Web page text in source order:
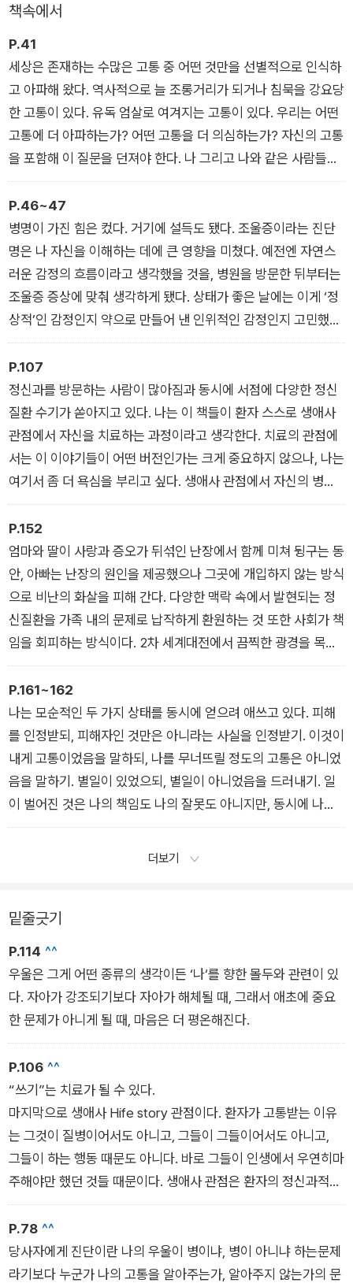
2~30대 여성들은 대체 왜 우울할까? 저자는 ‘제2형 양극성장
애’(조울증)를 진단받은 당사자로서, 우울증을 앓는 2~30대 여
성들의 이야기를 모아 우울증을 둘러싼 여러 질문에 당사자의 이
야기로 직접 답하고자 한다. 조울증을 진단받고 살아가며 이것이
개인의 문제가 아님을 알게 됐기 때문이다. 정신과에서 겪었던 어
딘가 불편한 경험들, 여성 운동 단체 ‘페미당당’에서 활동하며 마
주한 여성을 향한 폭력과 그에 맞서 싸우다 자주 분노하고 무력해
지고 우울해졌던 순간들, ‘우울증 측정 도구’를 주제로 석사 논문
을 쓰며 공부했던 정신의학 지식들, 그리고 31명의 인터뷰이를
만나 긴밀히 소통하여 그러모은 이야기들. 2년에 걸쳐 진행한 이
모든 작업을 한 권의 책으로 엮었다.
책속에서
P.41
세상은 존재하는 수많은 고통 중 어떤 것만을 선별적으로 인식하
고 아파해 왔다. 역사적으로 늘 조롱거리가 되거나 침묵을 강요당
한 고통이 있다. 유독 엄살로 여겨지는 고통이 있다. 우리는 어떤
고통에 더 아파하는가? 어떤 고통을 더 의심하는가? 자신의 고통
을 포함해 이 질문을 던져야 한다. 나 그리고 나와 같은 사람들의
고통을 어떻게 대해왔는지를 되돌아보아야 한다. (…) 새롭게 쓰
일 고통의 기록, 그 첫 번째 옹호자가 되기 위해서 이 책을 쓴다.
그러려면 우선 자신의 고통부터 믿어야 한다.
의사는 여자의 말을 믿지 않는다
P.46~47
병명이 가진 힘은 컸다. 거기에 설득도 됐다. 조울증이라는 진단
명은 나 자신을 이해하는 데에 큰 영향을 미쳤다. 예전엔 자연스
러운 감정의 흐름이라고 생각했을 것을, 병원을 방문한 뒤부터는
조울증 증상에 맞춰 생각하게 됐다. 상태가 좋은 날에는 이게 ‘정
상적’인 감정인지 약으로 만들어 낸 인위적인 감정인지 고민했다.
조울증이 조현병으로 발전하는 경우, 자살로 생을 마감하는 경우,
치료 뒤 재발하는 경우 등 조울증 관련 사례와 통계치를 가지고
자꾸만 내 미래를 점쳤다. 나는 정말 미친 인간일까? (…) 이후 약
5년간 우울증, 나아가 정신질환이라는 주제에 몰입해 지냈다. 석
사 논문 주제를 바꿔 우울증을 정의하고 측정하는 지식이 어떻게
형성되었는지 연구했고, 나와 같은 사람을 수십 명 만나 인터뷰했
다. 이 글은 죄다 ‘조울증’이라는 진단명으로는 만족할 수 없어서
스스로 다시 쓰는 이야기이다. 내 권한을 빼앗기지 않으려 애쓴
흔적이다.
우울증이라는 말에 먹히는 것 같아요
P.107
정신과를 방문하는 사람이 많아짐과 동시에 서점에 다양한 정신
질환 수기가 쏟아지고 있다. 나는 이 책들이 환자 스스로 생애사
관점에서 자신을 치료하는 과정이라고 생각한다. 치료의 관점에
서는 이 이야기들이 어떤 버전인가는 크게 중요하지 않으나, 나는
여기서 좀 더 욕심을 부리고 싶다. 생애사 관점에서 자신의 병을
서사화할 때에도 젊은 여성들의 고통이 너무 개인의 문제로만 치
부되지 않았으면 한다. 우리가 질병을 서사화할 때, 살기 위해 마
주해야 했던 각자의 배경들이 유사하다면, 그것은 더 큰 공간에서
논의될 필요가 있다.
우울은 병일까 병이 아닐까
P.152
엄마와 딸이 사랑과 증오가 뒤섞인 난장에서 함께 미쳐 뒹구는 동
안, 아빠는 난장의 원인을 제공했으나 그곳에 개입하지 않는 방식
으로 비난의 화살을 피해 간다. 다양한 맥락 속에서 발현되는 정
신질환을 가족 내의 문제로 납작하게 환원하는 것 또한 사회가 책
임을 회피하는 방식이다. 2차 세계대전에서 끔찍한 광경을 목격
한 참전 군인이 일상에 제대로 적응하지 못하는 것이 어떻게 그를
너무 ‘여성스럽게’ 키운 엄마의 탓이겠는가. 가족 탓은 네 탓만큼
이나 문제를 개인화하며, 마치 수렁과 같아서 모두가 이 비난에서
헤어 나오기 어렵다. ‘완벽한 가족’이란 없기 때문이다. (…) 엄마
가 미움의 대상이 되었던 것은 어쩌면 이들 곁에 남아버틴 사람들
이 결국에는 엄마들이었기 때문일 수도 있다. 조개인의 경우도 엄
마에게 잊지 못할 상처를 받았지만, 결국 조개인을 보러 자취방에
찾아온 사람들은 엄마와 작은 이모 그리고 할머니였다. 어려운 경
P.161~162
나는 모순적인 두 가지 상태를 동시에 얻으려 애쓰고 있다. 피해
를 인정받되, 피해자인 것만은 아니라는 사실을 인정받기. 이것이
내게 고통이었음을 말하되, 나를 무너뜨릴 정도의 고통은 아니었
음을 말하기. 별일이 있었으되, 별일이 아니었음을 드러내기. 일
이 벌어진 것은 나의 책임도 나의 잘못도 아니지만, 동시에 나의
인생 경로 어디쯤에서 분명 나를 취약하게 만든 원인이 있었으며,
그 원인 역시 스스로 가장 열심히 탐구하고 있다는 것을 보이기.
더보기
밑줄긋기
P.114 ^^
우울은 그게 어떤 종류의 생각이든 ‘나‘를 향한 몰두와 관련이 있
다. 자아가 강조되기보다 자아가 해체될 때, 그래서 애초에 중요
한 문제가 아니게 될 때, 마음은 더 평온해진다.
P.106 ^^
“쓰기”는 치료가 될 수 있다.
마지막으로 생애사 Hife story 관점이다. 환자가 고통받는 이유
는 그것이 질병이어서도 아니고, 그들이 그들이어서도 아니고,
그들이 하는 행동 때문도 아니다. 바로 그들이 인생에서 우연히마
주해야만 했던 것들 때문이다. 생애사 관점은 환자의 정신과적상
태를 서사 구조 안에서 설명한다. 특정한 환경 안에서 일련의사건
이 일어나면, 이에 따른 결과가 나타난다. 환자는 자신의 이야기
를 다시 씀으로써 회복할 수 있다. 따라서 의사는 이렇게 물어야
한다. ˝환자는 무슨 일을 겪었길래 이런 증상을 보이는 것일까?
P.78 ^^
당사자에게 진단이란 나의 우울이 병이냐, 병이 아니냐 하는문제
라기보다 누군가 나의 고통을 알아주는가, 알아주지 않는가의 문